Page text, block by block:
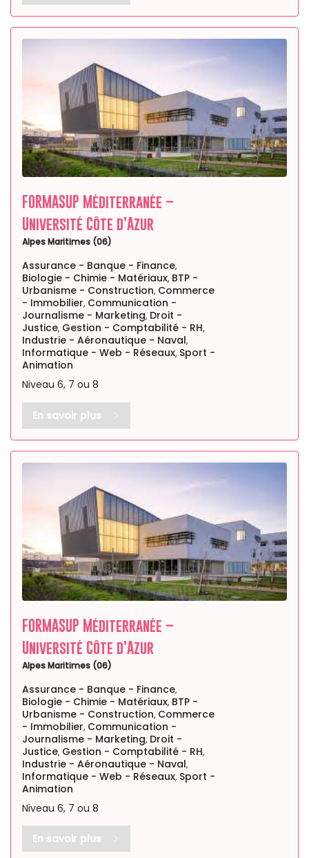
FORMASUP Méditerranée –
Université Côte d’Azur
Alpes Maritimes (06)
Assurance - Banque - Finance,
Biologie - Chimie - Matériaux, BTP -
Urbanisme - Construction, Commerce
- Immobilier, Communication -
Journalisme - Marketing, Droit -
Justice, Gestion - Comptabilité - RH,
Industrie - Aéronautique - Naval,
Informatique - Web - Réseaux, Sport -
Animation
Niveau 6, 7 ou 8
En savoir plus
FORMASUP Méditerranée –
Université Côte d’Azur
Alpes Maritimes (06)
Assurance - Banque - Finance,
Biologie - Chimie - Matériaux, BTP -
Urbanisme - Construction, Commerce
- Immobilier, Communication -
Journalisme - Marketing, Droit -
Justice, Gestion - Comptabilité - RH,
Industrie - Aéronautique - Naval,
Informatique - Web - Réseaux, Sport -
Animation
Niveau 6, 7 ou 8
En savoir plus